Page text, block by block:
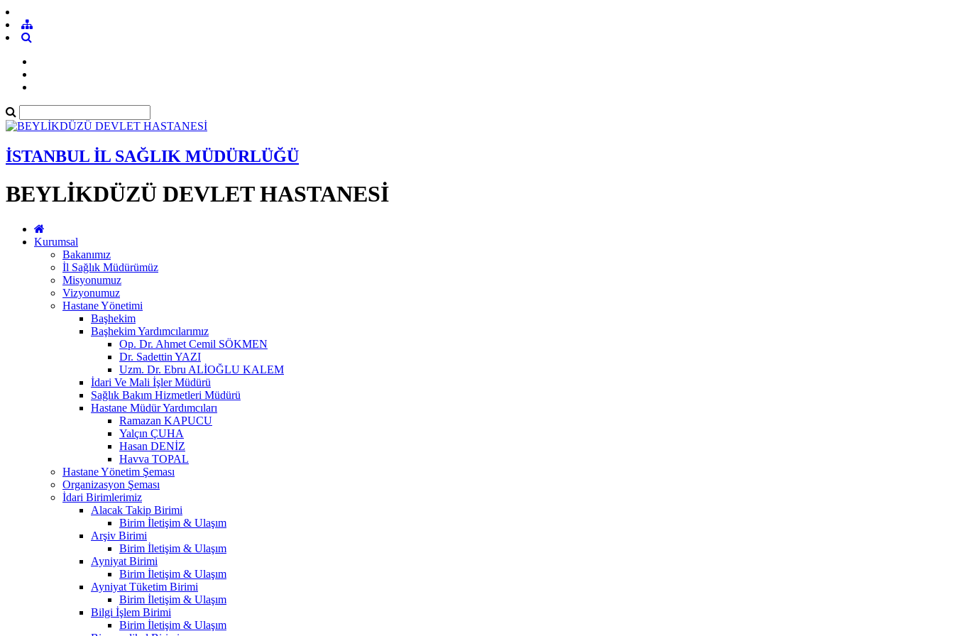
İSTANBUL İL SAĞLIK MÜDÜRLÜĞÜ
BEYLİKDÜZÜ DEVLET HASTANESİ
Kurumsal
Bakanımız
İl Sağlık Müdürümüz
Misyonumuz
Vizyonumuz
Hastane Yönetimi
Başhekim
Başhekim Yardımcılarımız
Op. Dr. Ahmet Cemil SÖKMEN
Dr. Sadettin YAZI
Uzm. Dr. Ebru ALİOĞLU KALEM
İdari Ve Mali İşler Müdürü
Sağlık Bakım Hizmetleri Müdürü
Hastane Müdür Yardımcıları
Ramazan KAPUCU​
Yalçın ÇUHA
Hasan DENİZ
Havva TOPAL
Hastane Yönetim Şeması
Organizasyon Şeması
İdari Birimlerimiz
Alacak Takip Birimi
Birim İletişim & Ulaşım
Arşiv Birimi
Birim İletişim & Ulaşım
Ayniyat Birimi
Birim İletişim & Ulaşım
Ayniyat Tüketim Birimi
Birim İletişim & Ulaşım
Bilgi İşlem Birimi
Birim İletişim & Ulaşım